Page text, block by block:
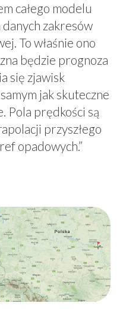
całego modelu
zakresów
To właśnie ono
będzie prognoza
się zjawisk
jak skuteczne
Pola prędkości są
przyszłego
opadowych.”